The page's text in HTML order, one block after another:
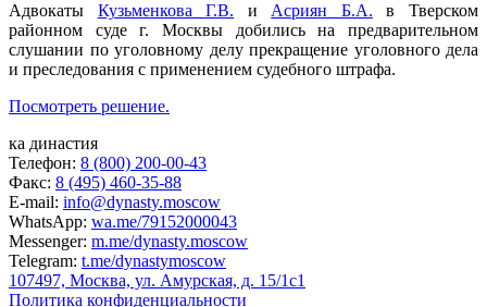
Адвокаты Кузьменкова Г.В. и Асриян Б.А. в Тверском
районном суде г. Москвы добились на предварительном
слушании по уголовному делу прекращение уголовного дела
и преследования с применением судебного штрафа.
Посмотреть решение.
ка династия
Телефон: 8 (800) 200-00-43
Факс: 8 (495) 460-35-88
E-mail: info@dynasty.moscow
WhatsApp: wa.me/79152000043
Messenger: m.me/dynasty.moscow
Telegram: t.me/dynastymoscow
107497, Москва, ул. Амурская, д. 15/1с1
Политика конфиденциальности